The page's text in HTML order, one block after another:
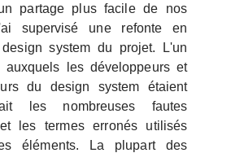
partage plus facile de nos
supervisé une refonte en
system du projet. L'un
auxquels les développeurs et
du design system étaient
les nombreuses fautes
les termes erronés utilisés
éléments. La plupart des